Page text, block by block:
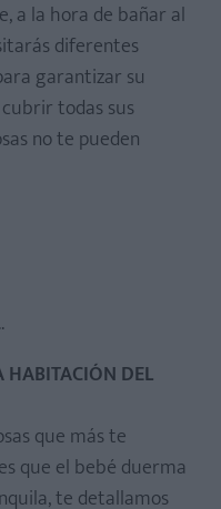
a la hora de bañar al
diferentes
garantizar su
todas sus
no te pueden
HABITACIÓN DEL
que más te
que el bebé duerma
te detallamos